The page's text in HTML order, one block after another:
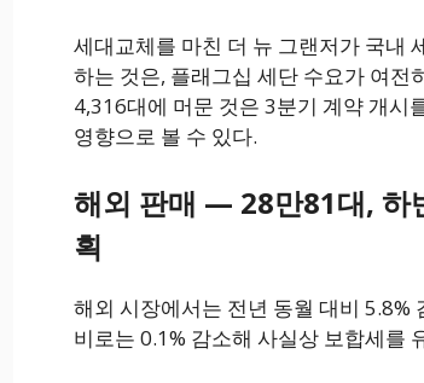
세대교체를 마친 더 뉴 그랜저가 국내
하는 것은, 플래그십 세단 수요가 여전
4,316대에 머문 것은 3분기 계약 개시
영향으로 볼 수 있다.
해외 판매 — 28만81대, 하
획
해외 시장에서는 전년 동월 대비 5.8%
비로는 0.1% 감소해 사실상 보합세를